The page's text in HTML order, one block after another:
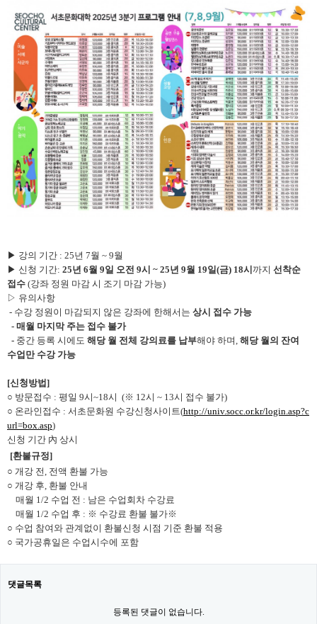
▶ 강의 기간 : 25년 7월 ~ 9월
▶ 신청 기간: 25년 6월 9일 오전 9시 ~ 25년 9월 19일(금) 18시 까지 선착순
접수 (강좌 정원 마감 시 조기 마감 가능)
▷ 유의사항
- 수강 정원이 마감되지 않은 강좌에 한해서는 상시 접수 가능
- 매월 마지막 주는 접수 불가
- 중간 등록 시에도 해당 월 전체 강의료를 납부해야 하며, 해당 월의 잔여
수업만 수강 가능
[신청방법]
○ 방문접수 : 평일 9시~18시 (※ 12시 ~ 13시 접수 불가)
○ 온라인접수 : 서초문화원 수강신청사이트(http://univ.socc.or.kr/login.asp?c
url=box.asp)
신청 기간 內 상시
[환불규정]
○ 개강 전, 전액 환불 가능
○ 개강 후, 환불 안내
매월 1/2 수업 전 : 남은 수업회차 수강료
매월 1/2 수업 후 : ※ 수강료 환불 불가※
○ 수업 참여와 관계없이 환불신청 시점 기준 환불 적용
○ 국가공휴일은 수업시수에 포함
댓글목록
등록된 댓글이 없습니다.